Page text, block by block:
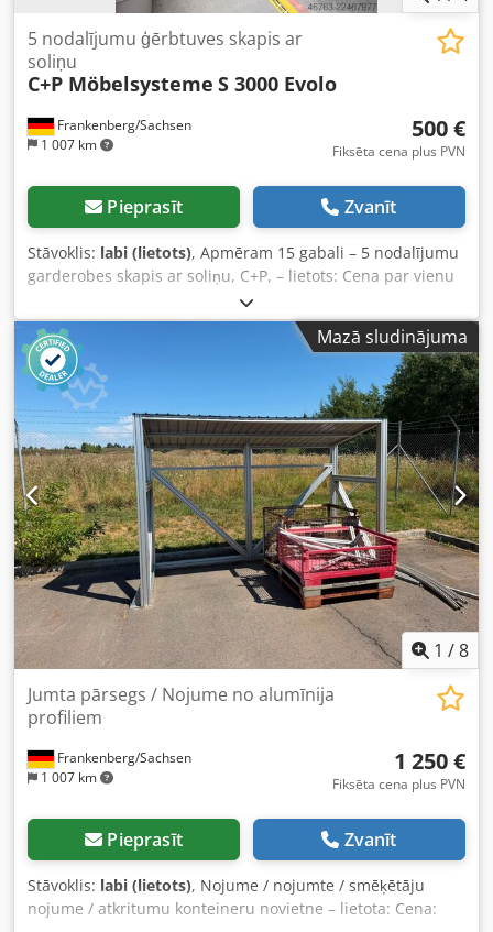
Frankenberg/Sachsen
1 007 km
5 nodalījumu ģērbtuves skapis ar
soliņu
C+P Möbelsysteme S 3000 Evolo
500 €
Fiksēta cena plus PVN
Pieprasīt Zvanīt
Stāvoklis: labi (lietots), Apmēram 15 gabali – 5 nodalījumu
garderobes skapis ar soliņu, C+P, – lietots: Cena par vienu
gabalu: 500 EUR (bez PVN), no noliktavas vietas izjauc,
iepakots un nogādāts! Ražotājs: C+P Möbelsysteme
Cedpszqzplofx An Iorf Tips: S 3000 Evolo Izgatavošanas
gads: nezināms Izmēri: augstums 1850 x platums 1480 x
dziļums 500/815 mm ar 150 mm augstām kājiņām un
iepriekš samontētu soliņu, soliņa latiņas no dižkoka, ar
iebūvētu augstuma regulēšanas mehānismu, 5 nodalījumi,
nodalījuma platums 300 mm, 5 saīsinātas durvis,
piestiprinātas uz rotējošiem tapas, drošības rotējošais
aizslēgs ar aizsargkorpusu piekaramajai atslēgai. Stāvoklis:
labs Pieejams: nekavējoties Atrašanās vieta: Leipzigā
Mazā sludinājuma
1 /8
Frankenberg/Sachsen
1 007 km
Jumta pārsegs / Nojume no alumīnija
profiliem
1 250 €
Fiksēta cena plus PVN
Pieprasīt Zvanīt
Stāvoklis: labi (lietots), Nojume / nojumte / smēķētāju
nojume / atkritumu konteineru novietne – lietota: Cena: